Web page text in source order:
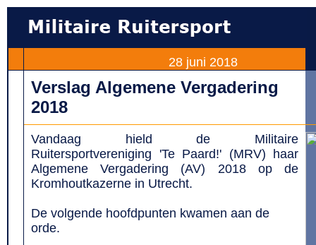
28 juni 2018
Verslag Algemene Vergadering
2018
Vandaag hield de Militaire
Ruitersportvereniging 'Te Paard!' (MRV) haar
Algemene Vergadering (AV) 2018 op de
Kromhoutkazerne in Utrecht.
De volgende hoofdpunten kwamen aan de
orde.